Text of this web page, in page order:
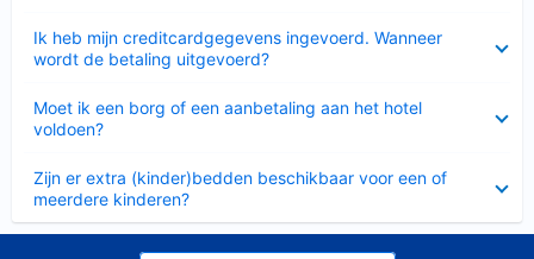
Ik heb mijn creditcardgegevens ingevoerd. Wanneer
wordt de betaling uitgevoerd?
Moet ik een borg of een aanbetaling aan het hotel
voldoen?
Zijn er extra (kinder)bedden beschikbaar voor een of
meerdere kinderen?